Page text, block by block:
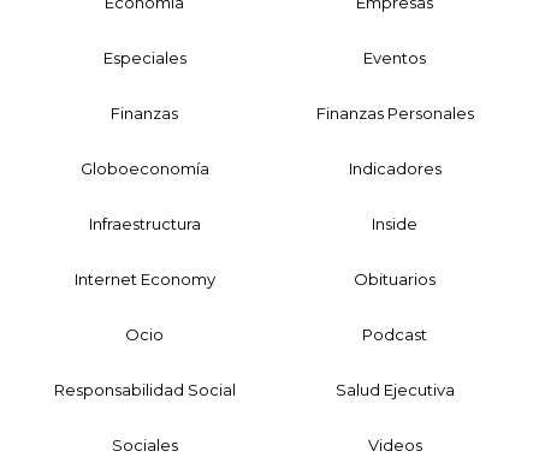
Especiales Eventos
Finanzas Finanzas Personales
Globoeconomía Indicadores
Infraestructura Inside
Internet Economy Obituarios
Ocio Podcast
Responsabilidad Social Salud Ejecutiva
Sociales Videos